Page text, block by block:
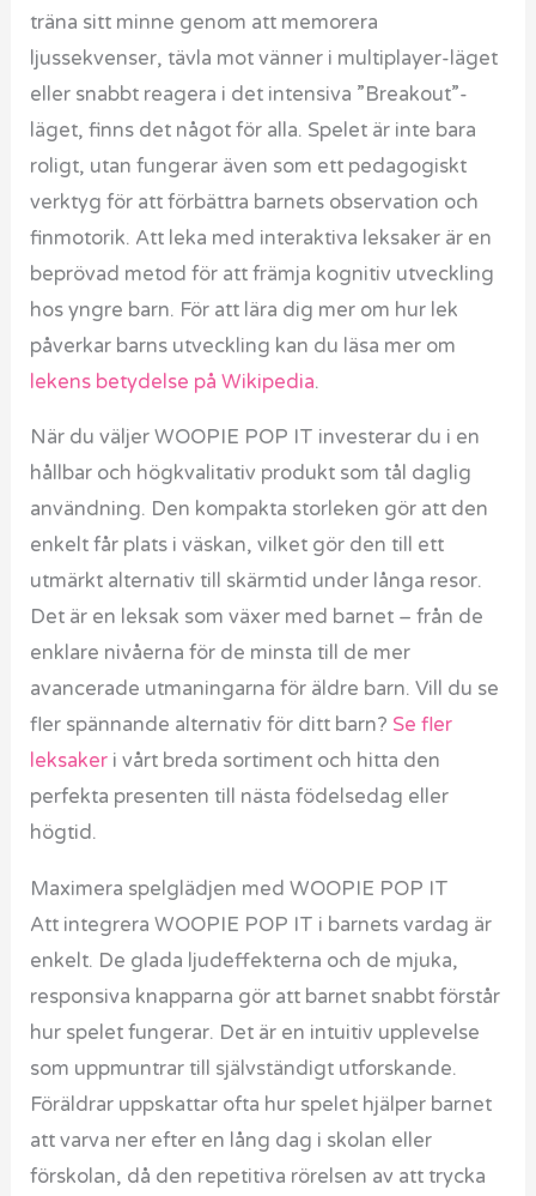
träna sitt minne genom att memorera
ljussekvenser, tävla mot vänner i multiplayer-läget
eller snabbt reagera i det intensiva ”Breakout”-
läget, finns det något för alla. Spelet är inte bara
roligt, utan fungerar även som ett pedagogiskt
verktyg för att förbättra barnets observation och
finmotorik. Att leka med interaktiva leksaker är en
beprövad metod för att främja kognitiv utveckling
hos yngre barn. För att lära dig mer om hur lek
påverkar barns utveckling kan du läsa mer om
lekens betydelse på Wikipedia.
När du väljer WOOPIE POP IT investerar du i en
hållbar och högkvalitativ produkt som tål daglig
användning. Den kompakta storleken gör att den
enkelt får plats i väskan, vilket gör den till ett
utmärkt alternativ till skärmtid under långa resor.
Det är en leksak som växer med barnet – från de
enklare nivåerna för de minsta till de mer
avancerade utmaningarna för äldre barn. Vill du se
fler spännande alternativ för ditt barn? Se fler
leksaker i vårt breda sortiment och hitta den
perfekta presenten till nästa födelsedag eller
högtid.
Maximera spelglädjen med WOOPIE POP IT
Att integrera WOOPIE POP IT i barnets vardag är
enkelt. De glada ljudeffekterna och de mjuka,
responsiva knapparna gör att barnet snabbt förstår
hur spelet fungerar. Det är en intuitiv upplevelse
som uppmuntrar till självständigt utforskande.
Föräldrar uppskattar ofta hur spelet hjälper barnet
att varva ner efter en lång dag i skolan eller
förskolan, då den repetitiva rörelsen av att trycka